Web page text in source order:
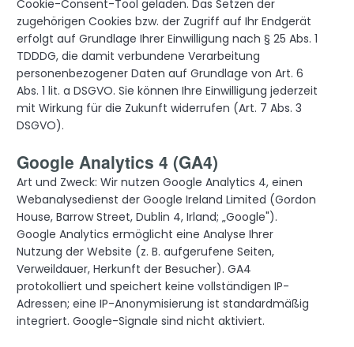
Cookie-Consent-Tool geladen. Das Setzen der
zugehörigen Cookies bzw. der Zugriff auf Ihr Endgerät
erfolgt auf Grundlage Ihrer Einwilligung nach § 25 Abs. 1
TDDDG, die damit verbundene Verarbeitung
personenbezogener Daten auf Grundlage von Art. 6
Abs. 1 lit. a DSGVO. Sie können Ihre Einwilligung jederzeit
mit Wirkung für die Zukunft widerrufen (Art. 7 Abs. 3
DSGVO).
Google Analytics 4 (GA4)
Art und Zweck: Wir nutzen Google Analytics 4, einen
Webanalysedienst der Google Ireland Limited (Gordon
House, Barrow Street, Dublin 4, Irland; „Google").
Google Analytics ermöglicht eine Analyse Ihrer
Nutzung der Website (z. B. aufgerufene Seiten,
Verweildauer, Herkunft der Besucher). GA4
protokolliert und speichert keine vollständigen IP-
Adressen; eine IP-Anonymisierung ist standardmäßig
integriert. Google-Signale sind nicht aktiviert.